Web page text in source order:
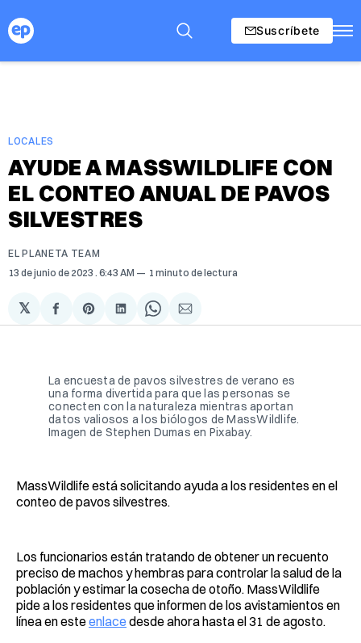
Suscríbete
LOCALES
AYUDE A MASSWILDLIFE CON
EL CONTEO ANUAL DE PAVOS
SILVESTRES
EL PLANETA TEAM
13 de junio de 2023 . 6:43 AM 1 minuto de lectura
𝕏
Compartir
en
Share
on
Compartir
en
Share
on
Compartir
via
La encuesta de pavos silvestres de verano es
una forma divertida para que las personas se
conecten con la naturaleza mientras aportan
datos valiosos a los biólogos de MassWildlife.
Imagen de Stephen Dumas en Pixabay.
MassWildlife está solicitando ayuda a los residentes en el
conteo de pavos silvestres.
Los funcionarios están tratando de obtener un recuento
preciso de machos y hembras para controlar la salud de la
población y estimar la cosecha de otoño. MassWildlife
pide a los residentes que informen de los avistamientos en
línea en esteenlacedesde ahora hasta el 31 de agosto.